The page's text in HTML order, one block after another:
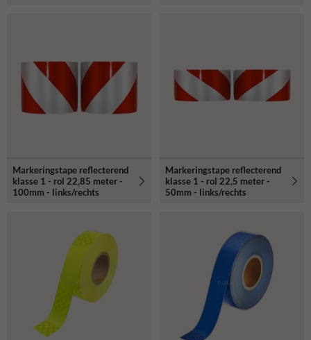
Markeringstape reflecterend
klasse 1 - rol 22,85 meter -
100mm - links/rechts
Markeringstape reflecterend
klasse 1 - rol 22,5 meter -
50mm - links/rechts